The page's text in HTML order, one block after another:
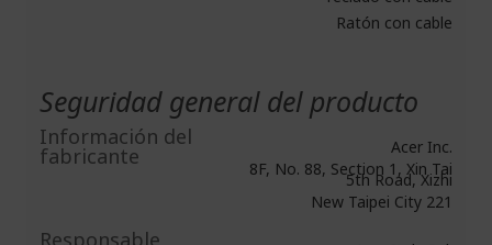
Ratón con cable
Seguridad general del producto
Información del
fabricante
Acer Inc.
8F, No. 88, Section 1, Xin Tai
5th Road, Xizhi
New Taipei City 221
Responsable